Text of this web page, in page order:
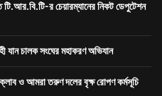
র চেয়ারম্যানের নিকট ডেপুটেশন
যান চালক সংঘের মহাকরণ অভিযান
ক্লাব ও আমরা তরুণ দলের বৃক্ষ রোপণ কর্মসূচি